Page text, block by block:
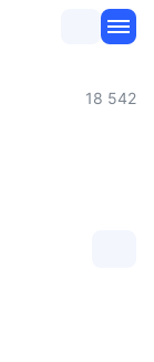
18 542